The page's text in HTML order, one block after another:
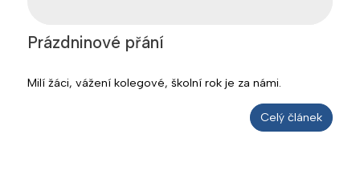
Prázdninové přání
Milí žáci, vážení kolegové, školní rok je za námi.
Celý článek